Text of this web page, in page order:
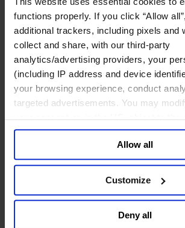
functions properly. If you click “Allow
additional trackers, including pixels and
collect and share, with our third-party
analytics/advertising providers, your
(including IP address and device
your browsing experience, conduct
targeted advertisements. You may
your consent or, in the US, object to the
your data for targeted advertising, by
Sell or Share My Personal Information”
the website. You must opt-out of each
browser. For additional information and
general collection and use of personal
Allow all
Customize
Deny all
工业
化工与过程工业咨询团队
机械与工业技术
汽车与交通设备
能源业
金属与矿业
金融服务业
主权财富基金
保险业
投资银行、企业银行与金融市场
私募股权投资行业
财富管理